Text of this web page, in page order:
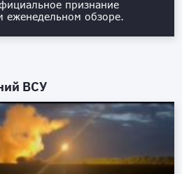
признание
обзоре.
ВСУ